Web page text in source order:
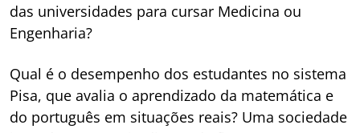
das universidades para cursar Medicina ou
Engenharia?
Qual é o desempenho dos estudantes no sistema
Pisa, que avalia o aprendizado da matemática e
do português em situações reais? Uma sociedade